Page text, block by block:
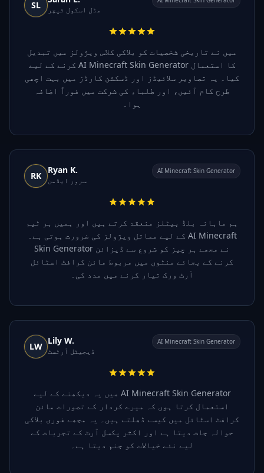
SL مڈل اسکول ٹیچر
میں نے تاریخی شخصیات کو بلاکی کلاس ویژولز میں تبدیل
کرنے کے لیے AI Minecraft Skin Generator کا استعمال
کیا۔ یہ تصاویر سلائیڈز اور ڈسکشن کارڈز میں بہت اچھی
طرح کام آئیں، اور طلباء کی شرکت میں فوراً اضافہ
ہوا۔
RK
Ryan K.
سرور ایڈمن
AI Minecraft Skin Generator
ہم ماہانہ بلڈ بیٹلز منعقد کرتے ہیں اور ہمیں ہر ٹیم
کے لیے مماثل ویژولز کی ضرورت ہوتی ہے۔ AI Minecraft
Skin Generator نے مجھے ہر چیز کو شروع سے ڈیزائن
کرنے کے بجائے منٹوں میں مربوط مائن کرافٹ اسٹائل
آرٹ ورک تیار کرنے میں مدد کی۔
LW
Lily W.
ڈیجیٹل آرٹسٹ
AI Minecraft Skin Generator
میں یہ دیکھنے کے لیے AI Minecraft Skin Generator
استعمال کرتا ہوں کہ میرے کردار کے تصورات مائن
کرافٹ اسٹائل میں کیسے ڈھلتے ہیں۔ یہ مجھے فوری بلاکی
حوالہ جات دیتا ہے اور اکثر پکسل آرٹ کے تجربات کے
لیے نئے خیالات کو جنم دیتا ہے۔